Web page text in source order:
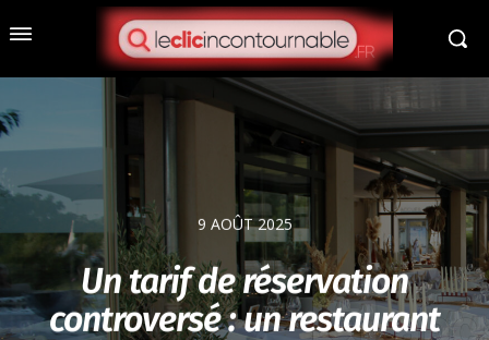
9 AOÛT 2025
Un tarif de réservation
controversé : un restaurant